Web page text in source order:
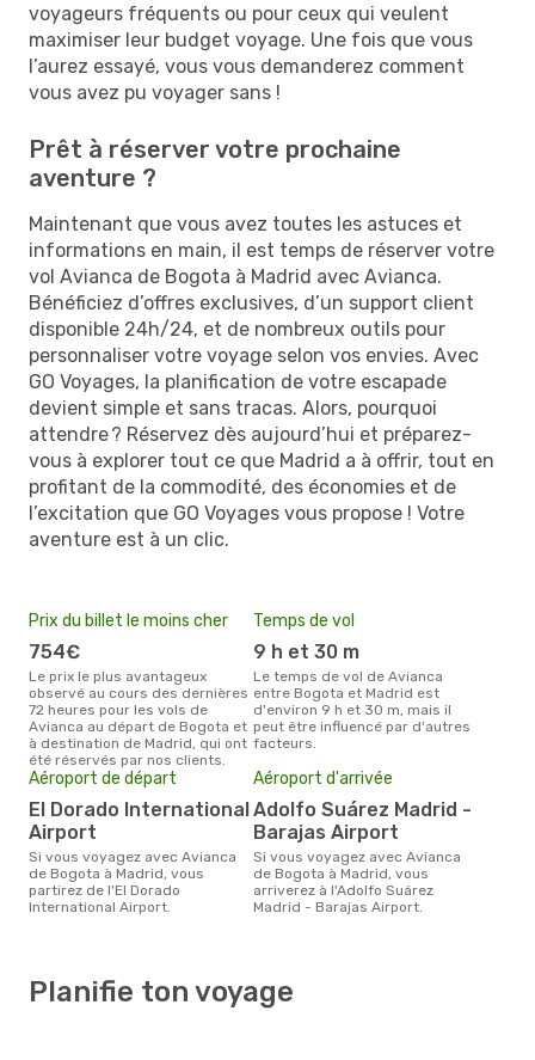
voyageurs fréquents ou pour ceux qui veulent
maximiser leur budget voyage. Une fois que vous
l’aurez essayé, vous vous demanderez comment
vous avez pu voyager sans !
Prêt à réserver votre prochaine
aventure ?
Maintenant que vous avez toutes les astuces et
informations en main, il est temps de réserver votre
vol Avianca de Bogota à Madrid avec Avianca.
Bénéficiez d’offres exclusives, d’un support client
disponible 24h/24, et de nombreux outils pour
personnaliser votre voyage selon vos envies. Avec
GO Voyages, la planification de votre escapade
devient simple et sans tracas. Alors, pourquoi
attendre ? Réservez dès aujourd’hui et préparez-
vous à explorer tout ce que Madrid a à offrir, tout en
profitant de la commodité, des économies et de
l’excitation que GO Voyages vous propose ! Votre
aventure est à un clic.
Prix du billet le moins cher
754€
Le prix le plus avantageux
observé au cours des dernières
72 heures pour les vols de
Avianca au départ de Bogota et
à destination de Madrid, qui ont
été réservés par nos clients.
Temps de vol
9 h et 30 m
Le temps de vol de Avianca
entre Bogota et Madrid est
d'environ 9 h et 30 m, mais il
peut être influencé par d'autres
facteurs.
Aéroport de départ
El Dorado International
Airport
Si vous voyagez avec Avianca
de Bogota à Madrid, vous
partirez de l'El Dorado
International Airport.
Aéroport d'arrivée
Adolfo Suárez Madrid -
Barajas Airport
Si vous voyagez avec Avianca
de Bogota à Madrid, vous
arriverez à l'Adolfo Suárez
Madrid - Barajas Airport.
Planifie ton voyage